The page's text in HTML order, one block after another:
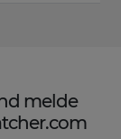
melde